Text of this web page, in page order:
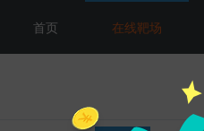
首页 在线靶场